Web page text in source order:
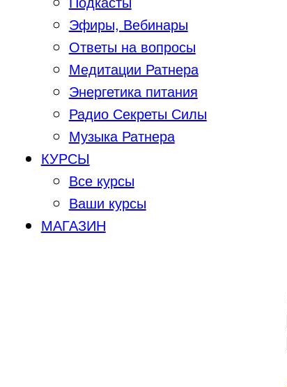
Эфиры, Вебинары
Ответы на вопросы
Медитации Ратнера
Энергетика питания
Радио Секреты Силы
Музыка Ратнера
КУРСЫ
Все курсы
Ваши курсы
МАГАЗИН